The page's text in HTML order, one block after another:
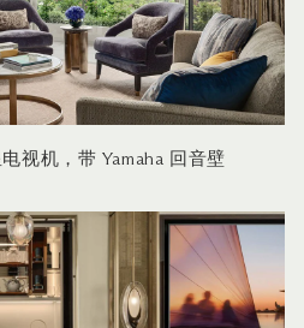
视机，带 Yamaha 回音壁